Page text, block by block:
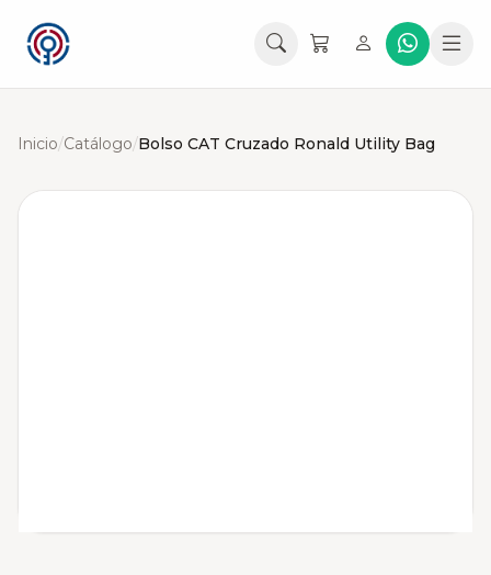
Inicio/Catálogo/Bolso CAT Cruzado Ronald Utility Bag